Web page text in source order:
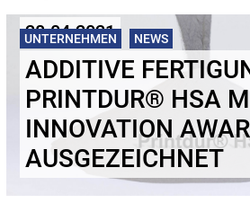
UNTERNEHMEN NEWS
28.04.2021
ADDITIVE
PRINTDUR® HSA
INNOVATION
AUSGEZEICHNET